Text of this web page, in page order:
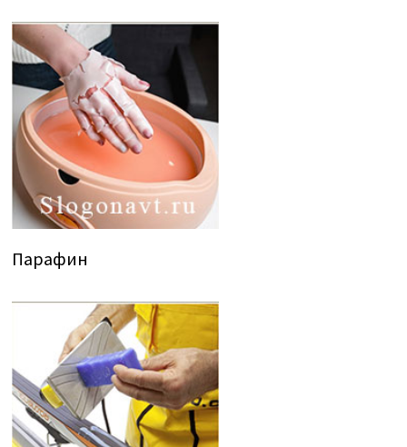
Парафин